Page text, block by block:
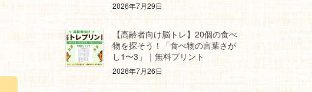
2026年7月29日
【高齢者向け脳トレ】20個の食べ
物を探そう！「食べ物の言葉さが
し1〜3」｜無料プリント
2026年7月26日